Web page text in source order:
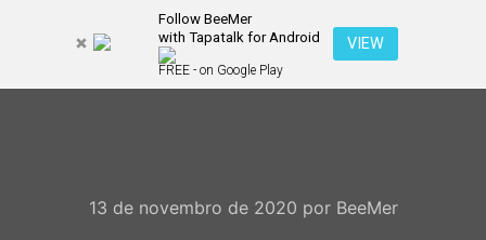
Follow BeeMer
with Tapatalk for Android
FREE - on Google Play
VIEW
13 de novembro de 2020 por BeeMer